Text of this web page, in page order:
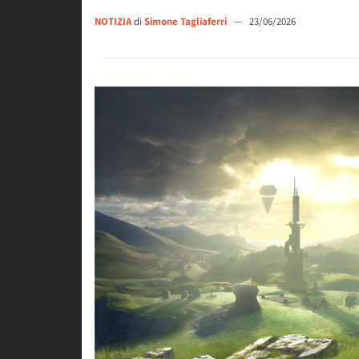
NOTIZIAdi Simone Tagliaferri — 23/06/2026